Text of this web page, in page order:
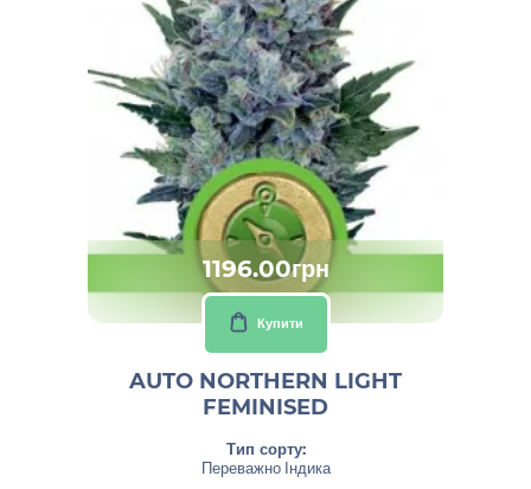
1196.00грн
Купити
AUTO NORTHERN LIGHT
FEMINISED
Тип сорту:
Переважно Індика